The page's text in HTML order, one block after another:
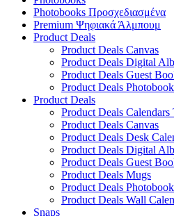
Photobooks Προσχεδιασμένα
Premium Ψηφιακά Άλμπουμ
Product Deals
Product Deals Canvas
Product Deals Digital
Product Deals Guest
Product Deals Photobook
Product Deals
Product Deals Calendars
Product Deals Canvas
Product Deals Desk
Product Deals Digital
Product Deals Guest
Product Deals Mugs
Product Deals Photobook
Product Deals Wall
Snaps